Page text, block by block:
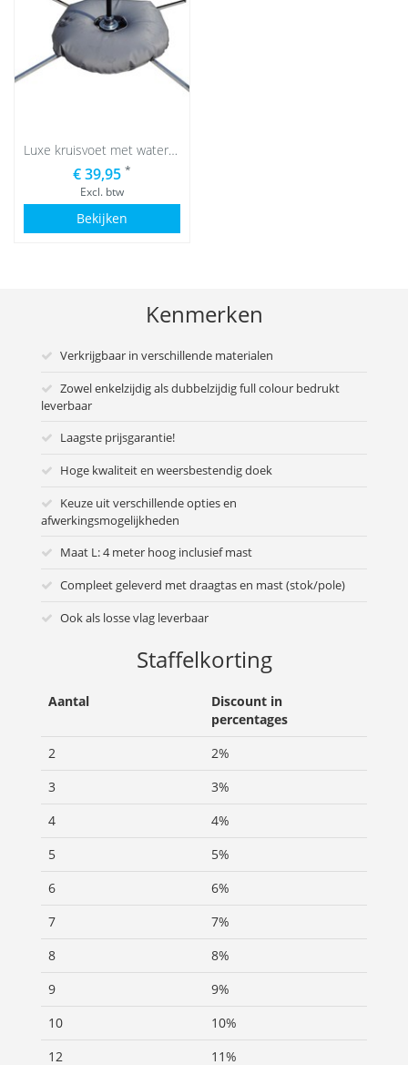
Luxe kruisvoet met waterzak
€ 39,95 *
Excl. btw
Bekijken
Kenmerken
Verkrijgbaar in verschillende materialen
Zowel enkelzijdig als dubbelzijdig full colour bedrukt
leverbaar
Laagste prijsgarantie!
Hoge kwaliteit en weersbestendig doek
Keuze uit verschillende opties en
afwerkingsmogelijkheden
Maat L: 4 meter hoog inclusief mast
Compleet geleverd met draagtas en mast (stok/pole)
Ook als losse vlag leverbaar
Staffelkorting
Aantal
Discount in
percentages
2
2%
3
3%
4
4%
5
5%
6
6%
7
7%
8
8%
9
9%
10
10%
12
11%